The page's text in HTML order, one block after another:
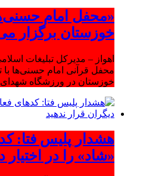
«محفل امام
خوزستان برگزار
اهواز – مدیرکل تبلیغات
محفل قرآنی امام حسنی‌ها
خوزستان در ورزشگاه شهدای
هشدار پلیس فتا:
«شاد» را در اختیار